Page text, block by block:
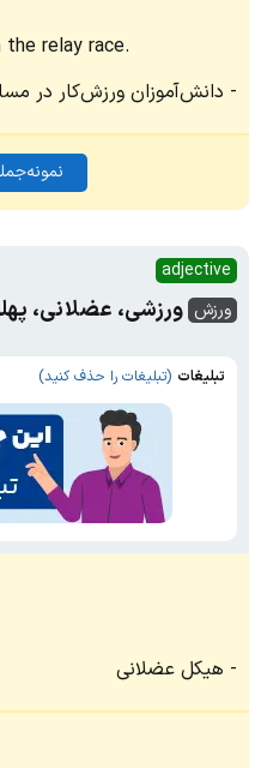
relay race.
دانش‌آموزان ورزش‌کار در
adjective
ورزش ورزشی، عضلانی،
تبلیغات (تبلیغات را حذف کنید)
هیکل عضلانی